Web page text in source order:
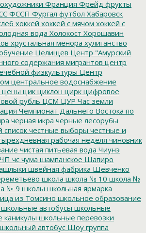
Франция Фрейд фрукты
ФССП Фургал футбол Хабаровск
хоккей хоккей с мячом хоккей с
вода Холокост Хорошавин
хрустальная менора хулиганство
Целищев Центр "Амурский
содержания мигрантов центр
физкультуры Центр
центральное водоснабжение
цены цик циклон цирк цифровое
рубль ЦСМ ЦУР Час земли
Чемпионат Дальнего Востока по
черная икра черные лесорубы
списокчестные выборы честные и
рабочая неделя чиновник
чистая питьевая вода Чиунэ
ЧП чс чума шампанское Шапиро
швейная фабрика Шевченко
школа школа № 10 школа №
№ 9 школы школьная ярмарка
из Томсино школьное образование
школьные автобусы школьные
школьные перевозки
школьный автобус Шоу группа